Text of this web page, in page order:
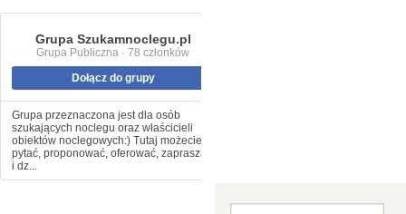
Grupa Szukamnoclegu.pl
Grupa Publiczna · 78 członków
Dołącz do grupy
Grupa przeznaczona jest dla osób
szukających noclegu oraz właścicieli
obiektów noclegowych:) Tutaj możecie
pytać, proponować, oferować, zapraszać
i dz...